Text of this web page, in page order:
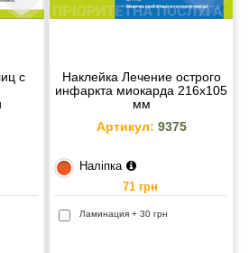
с
Наклейка Лечение острого
инфаркта миокарда 216х105
мм
Артикул: 9375
Наліпка
71 грн
Ламинация + 30 грн